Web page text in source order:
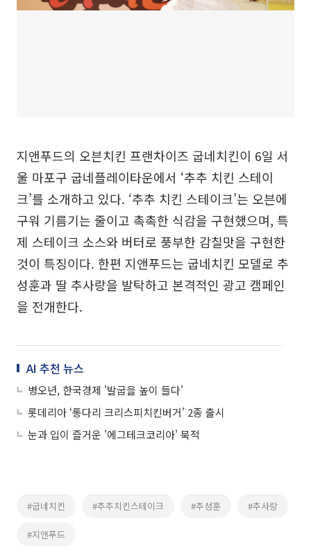
지앤푸드의 오븐치킨 프랜차이즈 굽네치킨이 6일 서
울 마포구 굽네플레이타운에서 ‘추추 치킨 스테이
크’를 소개하고 있다. ‘추추 치킨 스테이크’는 오븐에
구워 기름기는 줄이고 촉촉한 식감을 구현했으며, 특
제 스테이크 소스와 버터로 풍부한 감칠맛을 구현한
것이 특징이다. 한편 지앤푸드는 굽네치킨 모델로 추
성훈과 딸 추사랑을 발탁하고 본격적인 광고 캠페인
을 전개한다.
AI 추천 뉴스
병오년, 한국경제 '발굽을 높이 들다'
롯데리아 ‘통다리 크리스피치킨버거’ 2종 출시
눈과 입이 즐거운 '에그테크코리아' 북적
#굽네치킨 #추추치킨스테이크 #추성훈 #추사랑
#지앤푸드